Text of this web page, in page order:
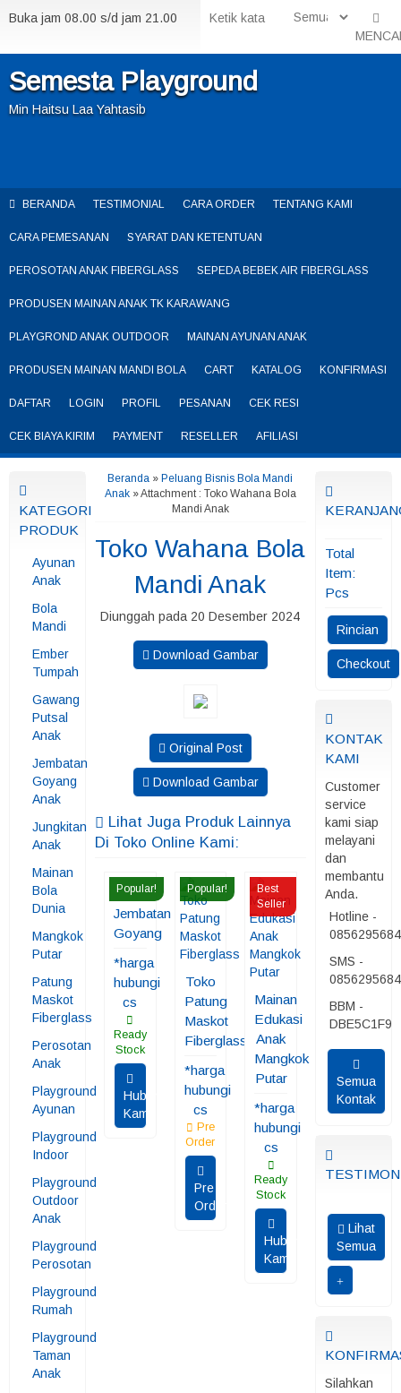
Buka jam 08.00 s/d jam 21.00
Semesta Playground
Min Haitsu Laa Yahtasib
BERANDA TESTIMONIAL CARA ORDER TENTANG KAMI
CARA PEMESANAN SYARAT DAN KETENTUAN
PEROSOTAN ANAK FIBERGLASS SEPEDA BEBEK AIR FIBERGLASS
PRODUSEN MAINAN ANAK TK KARAWANG
PLAYGROND ANAK OUTDOOR MAINAN AYUNAN ANAK
PRODUSEN MAINAN MANDI BOLA CART KATALOG KONFIRMASI
DAFTAR LOGIN PROFIL PESANAN CEK RESI
CEK BIAYA KIRIM PAYMENT RESELLER AFILIASI
KATEGORI
PRODUK
Ayunan
Anak
Bola
Mandi
Ember
Tumpah
Gawang
Putsal
Anak
Jembatan
Goyang
Anak
Jungkitan
Anak
Mainan
Bola
Dunia
Mangkok
Putar
Patung
Maskot
Fiberglass
Perosotan
Anak
Playground
Ayunan
Playground
Indoor
Playground
Outdoor
Anak
Playground
Perosotan
Playground
Rumah
Playground
Taman
Anak
Beranda » Peluang Bisnis Bola Mandi
Anak» Attachment : Toko Wahana Bola
Mandi Anak
Toko Wahana Bola
Mandi Anak
Diunggah pada 20 Desember 2024
Download Gambar
Original Post
Download Gambar
Lihat Juga Produk Lainnya
Di Toko Online Kami:
Popular!
Jembatan
Goyang
*harga
hubungi
cs
Ready
Stock
Hubungi
Kami
Popular!
Toko
Patung
Maskot
Fiberglass
*harga
hubungi
cs
Pre
Order
Pre
Order
Best
Seller
Mainan
Edukasi
Anak
Mangkok
Putar
*harga
hubungi
cs
Ready
Stock
Hubungi
Kami
Total
Item:
Pcs
Rincian
Checkout
KONTAK
KAMI
Customer
service
kami siap
melayani
dan
membantu
Anda.
Hotline -
SMS -
BBM -
DBE5C1F9
Semua
Kontak
Lihat
Semua
Silahkan